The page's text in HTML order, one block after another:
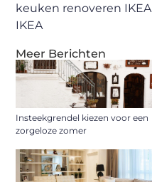
Meer Berichten
Insteekgrendel kiezen voor een
zorgeloze zomer
keuken renoveren IKEA
IKEA